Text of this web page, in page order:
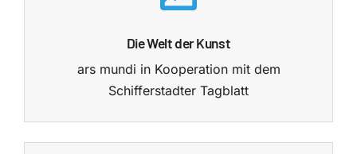
Die Welt der Kunst
ars mundi in Kooperation mit dem
Schifferstadter Tagblatt